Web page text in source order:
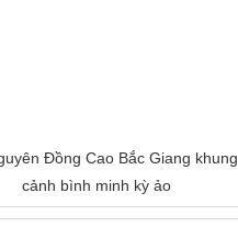
Đồng Cao Bắc Giang khung
cảnh bình minh kỳ ảo